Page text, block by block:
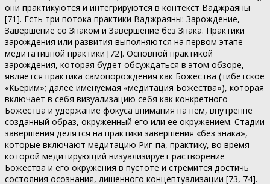
они практикуются и интегрируются в контекст Ваджраяны
[71]. Есть три потока практики Ваджраяны: Зарождение,
Завершение со Знаком и Завершение без Знака. Практики
зарождения или развития выполняются на первом этапе
медитативной практики [72]. Основной практикой
зарождения, которая будет обсуждаться в этом обзоре,
является практика самопорождения как Божества (тибетское
«Кьерим»; далее именуемая «медитация Божества»), которая
включает в себя визуализацию себя как конкретного
Божества и удержание фокуса внимания на нем, внутренне
созданный образ, окруженный его или ее окружением. Стадии
завершения делятся на практики завершения «без знака»,
которые включают медитацию Риг-па, практику, во время
которой медитирующий визуализирует растворение
Божества и его окружения в пустоте и стремится достичь
состояния осознания, лишенного концептуализации [73, 74].